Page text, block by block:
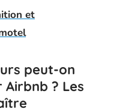
et
peut-on
? Les